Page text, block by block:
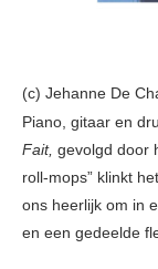
(c) Jehanne De
Piano, gitaar en
Fait, gevolgd door
roll-mops” klinkt
ons heerlijk om in
en een gedeelde